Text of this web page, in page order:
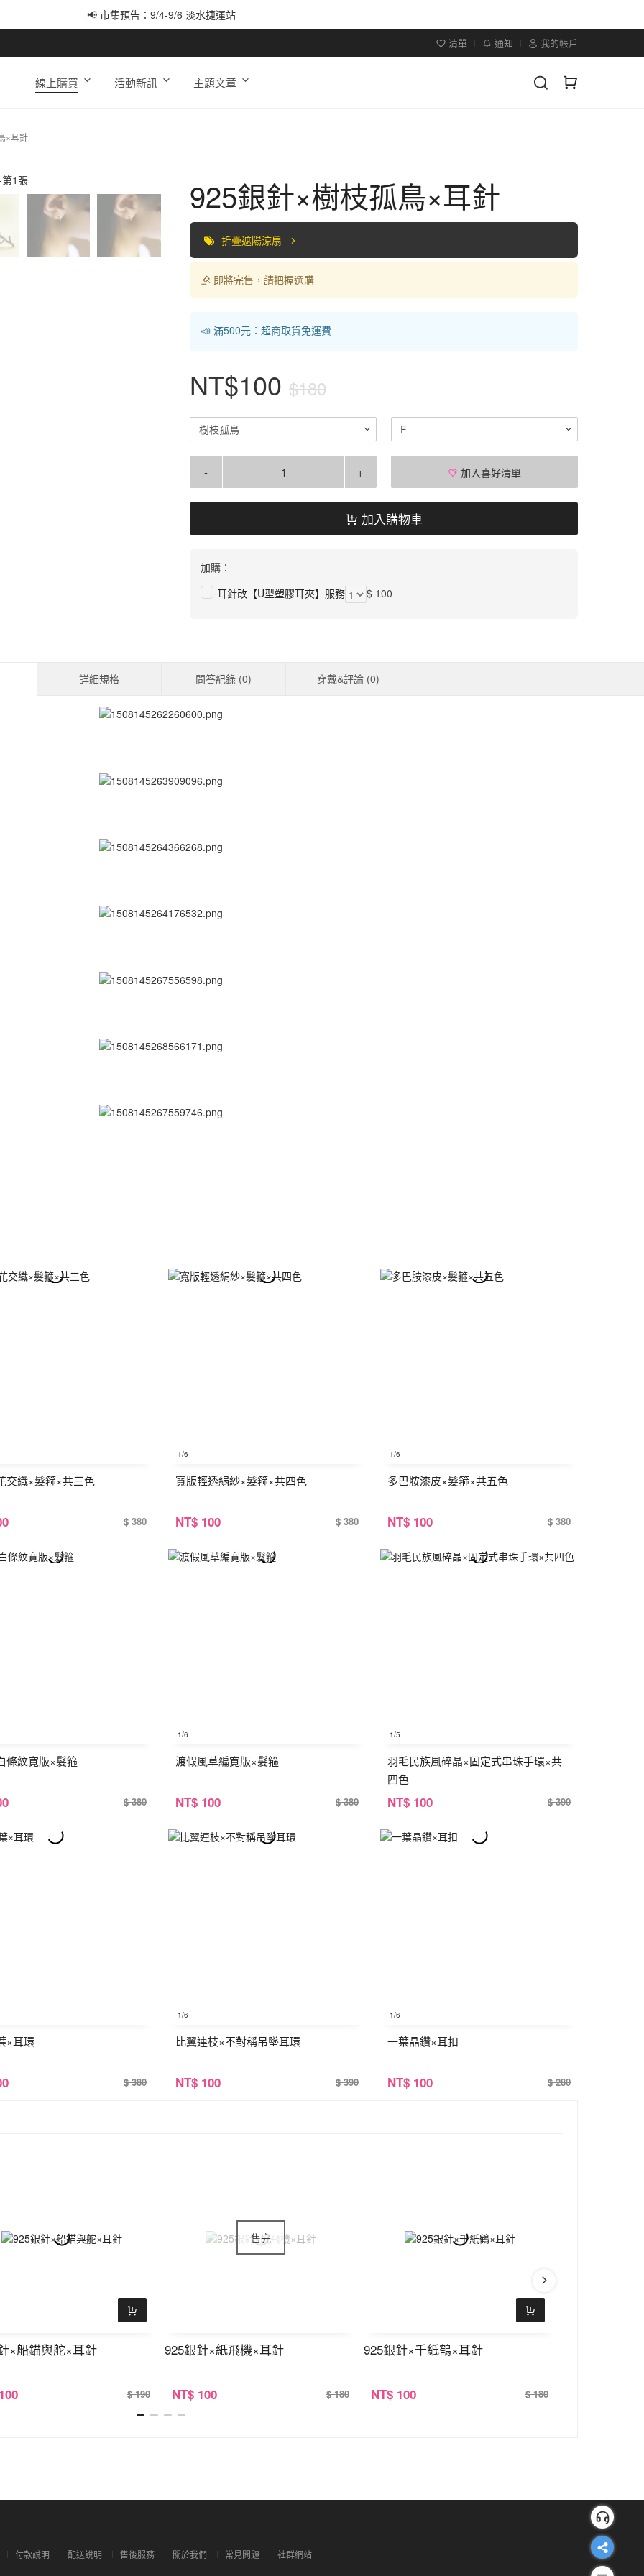
📢 市集預告：9/4-9/6 淡水捷運站
清單 通知 我的帳戶
線上購買 活動新訊 主題文章
×耳針
925銀針×樹枝孤鳥×耳針
折疊遮陽涼扇
即將完售，請把握選購
📣 滿500元：超商取貨免運費
NT$100 $180
樹枝孤鳥 F
- + 加入喜好清單
加入購物車
加購：
耳針改【U型塑膠耳夾】服務
$ 100
詳細規格 問答紀錄 (0) 穿戴&評論 (0)
交織×髮箍×共三色
$ 380
1/6
寬版輕透絹紗×髮箍×共四色
NT$ 100 $ 380
1/6
多巴胺漆皮×髮箍×共五色
NT$ 100 $ 380
條紋寛版×髮箍
$ 380
1/6
渡假風草編寛版×髮箍
NT$ 100 $ 380
1/5
羽毛民族風碎晶×固定式串珠手環×共
四色
NT$ 100 $ 390
×耳環
$ 380
1/6
比翼連枝×不對稱吊墜耳環
NT$ 100 $ 390
1/6
一葉晶鑽×耳扣
NT$ 100 $ 280
×船錨與舵×耳針
$ 190
925銀針×紙飛機×耳針
NT$ 100 $ 180
925銀針×千紙鶴×耳針
NT$ 100 $ 180
付款說明 配送說明 售後服務 關於我們 常見問題 社群網站